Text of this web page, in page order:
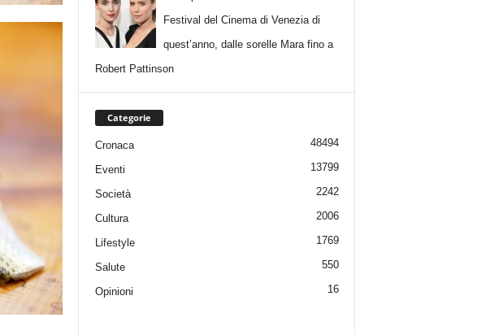
Festival del Cinema di Venezia di
quest’anno, dalle sorelle Mara fino a
Robert Pattinson
Categorie
Cronaca 48494
Eventi 13799
Società 2242
Cultura 2006
Lifestyle 1769
Salute 550
Opinioni 16